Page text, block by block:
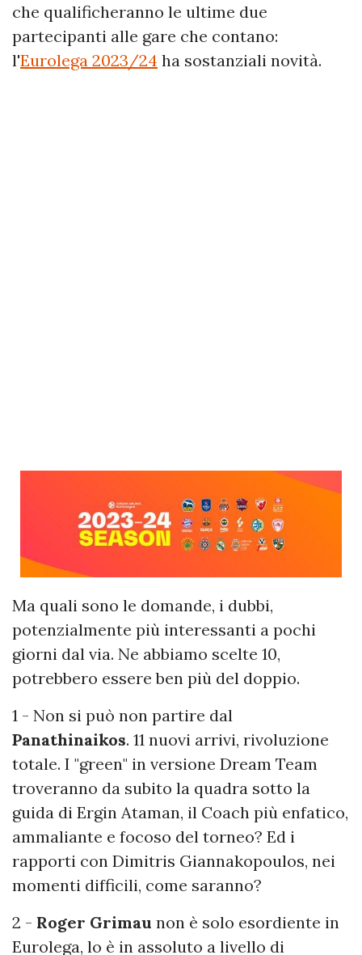
che qualificheranno le ultime due
partecipanti alle gare che contano:
l'Eurolega 2023/24 ha sostanziali novità.
Ma quali sono le domande, i dubbi,
potenzialmente più interessanti a pochi
giorni dal via. Ne abbiamo scelte 10,
potrebbero essere ben più del doppio.
1 - Non si può non partire dal
Panathinaikos. 11 nuovi arrivi, rivoluzione
totale. I "green" in versione Dream Team
troveranno da subito la quadra sotto la
guida di Ergin Ataman, il Coach più enfatico,
ammaliante e focoso del torneo? Ed i
rapporti con Dimitris Giannakopoulos, nei
momenti difficili, come saranno?
2 - Roger Grimau non è solo esordiente in
Eurolega, lo è in assoluto a livello di